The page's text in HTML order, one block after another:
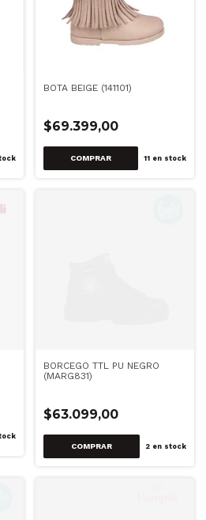
BOTA BEIGE (141101)
$69.399,00
COMPRAR 11 en stock
BORCEGO TTL PU NEGRO
(MARG831)
$63.099,00
COMPRAR 2 en stock